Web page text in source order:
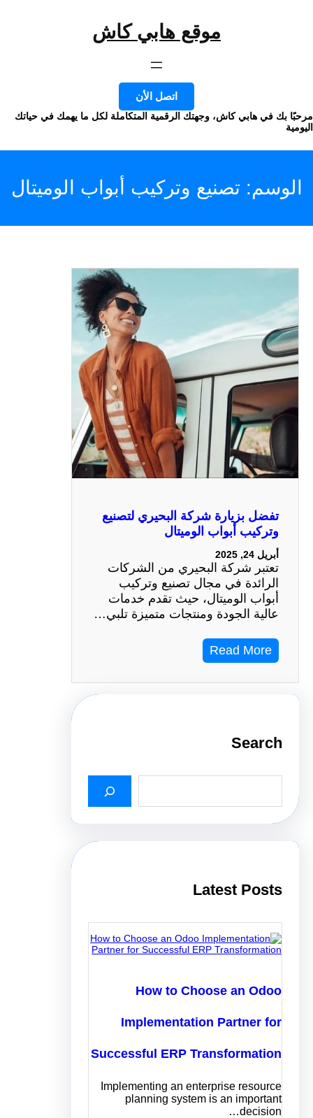
موقع هابي كاش
اتصل الأن
بك في هابي كاش، وجهتك الرقمية المتكاملة لكل ما يهمك في حياتك
تصنيع وتركيب أبواب الوميتال
تفضل بزيارة شركة البحيري لتصنيع
وتركيب أبواب الوميتال
أبريل 24, 2025
تعتبر شركة البحيري من الشركات
الرائدة في مجال تصنيع وتركيب
أبواب الوميتال، حيث تقدم خدمات
عالية الجودة ومنتجات متميزة تلبي…
Read More
Search
a
Latest Posts
How to Choose an Odoo
Implementation Partner for
Successful ERP Transformation
Implementing an enterprise resource
planning system is an important
decision…